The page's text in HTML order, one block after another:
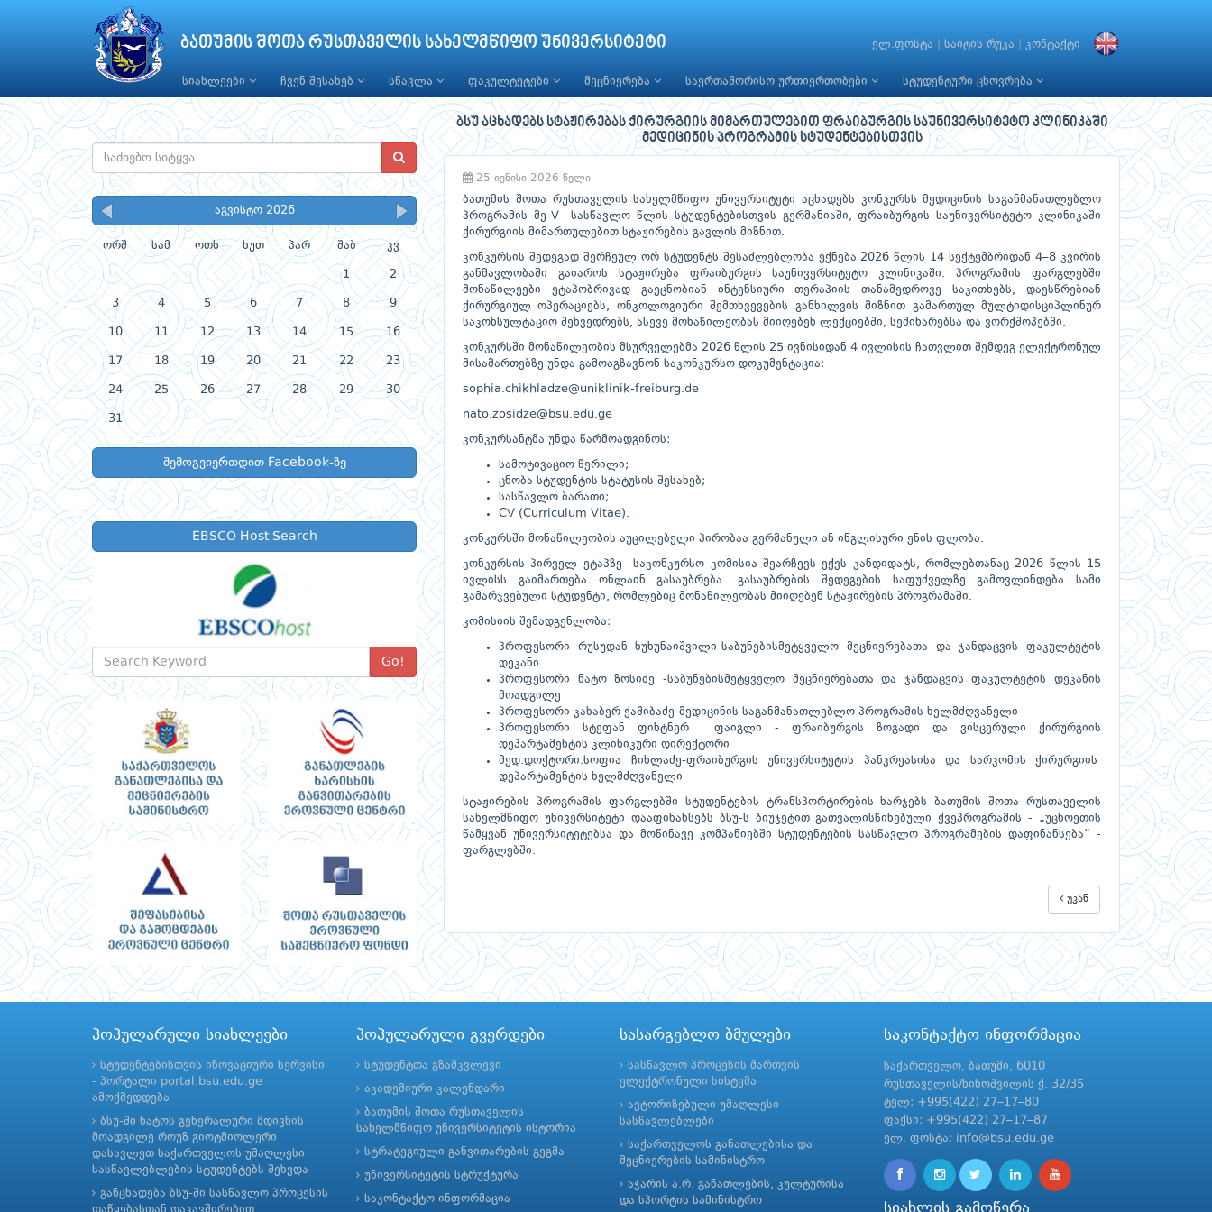
ბათუმის შოთა რუსთაველის სახელმწიფო უნივერსიტეტი ელ.ფოსტა საიტის რუკა კონტაქტი
სიახლეები ჩვენ შესახებ სწავლა ფაკულტეტები მეცნიერება საერთაშორისო ურთიერთობები სტუდენტური ცხოვრება
აგვისტო 2026
ორშ სამ ოთხ ხუთ პარ შაბ კვ
1 2
3 4 5 6 7 8 9
10 11 12 13 14 15 16
17 18 19 20 21 22 23
24 25 26 27 28 29 30
31
შემოგვიერთდით Facebook-ზე
EBSCO Host Search
Go!
ბსუ აცხადებს სტაჟირებას ქირურგიის მიმართულებით ფრაიბურგის საუნივერსიტეტო კლინიკაში
მედიცინის პროგრამის სტუდენტებისთვის
25 ივნისი 2026 წელი
ბათუმის შოთა რუსთაველის სახელმწიფო უნივერსიტეტი აცხადებს კონკურსს მედიცინის საგანმანათლებლო
პროგრამის მე-V სასწავლო წლის სტუდენტებისთვის გერმანიაში, ფრაიბურგის საუნივერსიტეტო კლინიკაში
ქირურგიის მიმართულებით სტაჟირების გავლის მიზნით.
კონკურსის შედეგად შერჩეულ ორ სტუდენტს შესაძლებლობა ექნება 2026 წლის 14 სექტემბრიდან 4–8 კვირის
განმავლობაში გაიაროს სტაჟირება ფრაიბურგის საუნივერსიტეტო კლინიკაში. პროგრამის ფარგლებში
მონაწილეები ეტაპობრივად გაეცნობიან ინტენსიური თერაპიის თანამედროვე საკითხებს, დაესწრებიან
ქირურგიულ ოპერაციებს, ონკოლოგიური შემთხვევების განხილვის მიზნით გამართულ მულტიდისციპლინურ
საკონსულტაციო შეხვედრებს, ასევე მონაწილეობას მიიღებენ ლექციებში, სემინარებსა და ვორქშოპებში.
კონკურსში მონაწილეობის მსურველებმა 2026 წლის 25 ივნისიდან 4 ივლისის ჩათვლით შემდეგ ელექტრონულ
მისამართებზე უნდა გამოაგზავნონ საკონკურსო დოკუმენტაცია:
sophia.chikhladze@uniklinik-freiburg.de
nato.zosidze@bsu.edu.ge
კონკურსანტმა უნდა წარმოადგინოს:
სამოტივაციო წერილი;
ცნობა სტუდენტის სტატუსის შესახებ;
სასწავლო ბარათი;
CV (Curriculum Vitae).
კონკურსში მონაწილეობის აუცილებელი პირობაა გერმანული ან ინგლისური ენის ფლობა.
კონკურსის პირველ ეტაპზე საკონკურსო კომისია შეარჩევს ექვს კანდიდატს, რომლებთანაც 2026 წლის 15
ივლისს გაიმართება ონლაინ გასაუბრება. გასაუბრების შედეგების საფუძველზე გამოვლინდება სამი
გამარჯვებული სტუდენტი, რომლებიც მონაწილეობას მიიღებენ სტაჟირების პროგრამაში.
კომისიის შემადგენლობა:
პროფესორი რუსუდან ხუხუნაიშვილი-საბუნებისმეტყველო მეცნიერებათა და ჯანდაცვის ფაკულტეტის
დეკანი
პროფესორი ნატო ზოსიძე -საბუნებისმეტყველო მეცნიერებათა და ჯანდაცვის ფაკულტეტის დეკანის
მოადგილე
პროფესორი კახაბერ ქაშიბაძე-მედიცინის საგანმანათლებლო პროგრამის ხელმძღვანელი
პროფესორი სტეფან ფიხტნერ ფაიგლი - ფრაიბურგის ზოგადი და ვისცერული ქირურგიის
დეპარტამენტის კლინიკური დირექტორი
მედ.დოქტორი.სოფია ჩიხლაძე-ფრაიბურგის უნივერსიტეტის პანკრეასისა და სარკომის ქირურგიის
დეპარტამენტის ხელმძღვანელი
სტაჟირების პროგრამის ფარგლებში სტუდენტების ტრანსპორტირების ხარჯებს ბათუმის შოთა რუსთაველის
სახელმწიფო უნივერსიტეტი დააფინანსებს ბსუ-ს ბიუჯეტით გათვალისწინებული ქვეპროგრამის - „უცხოეთის
წამყვან უნივერსიტეტებსა და მოწინავე კომპანიებში სტუდენტების სასწავლო პროგრამების დაფინანსება“ -
ფარგლებში.
უკან
პოპულარული სიახლეები
სტუდენტებისთვის ინოვაციური სერვისი
- პორტალი portal.bsu.edu.ge
ამოქმედდება
ბსუ-ში ნატოს გენერალური მდივნის
მოადგილე როუზ გიოტმიოლერი
დასავლეთ საქართველოს უმაღლესი
სასწავლებლების სტუდენტებს შეხვდა
განცხადება ბსუ-ში სასწავლო პროცესის
დაწყებასთან დაკავშირებით
პოპულარული გვერდები
სტუდენტთა გზამკვლევი
აკადემიური კალენდარი
ბათუმის შოთა რუსთაველის
სახელმწიფო უნივერსიტეტის ისტორია
სტრატეგიული განვითარების გეგმა
უნივერსიტეტის სტრუქტურა
საკონტაქტო ინფორმაცია
სასარგებლო ბმულები
სასწავლო პროცესის მართვის
ელექტრონული სისტემა
ავტორიზებული უმაღლესი
სასწავლებლები
საქართველოს განათლებისა და
მეცნიერების სამინისტრო
აჭარის ა.რ. განათლების, კულტურისა
და სპორტის სამინისტრო
საკონტაქტო ინფორმაცია
საქართველო, ბათუმი, 6010
რუსთაველის/ნინოშვილის ქ. 32/35
ტელ: +995(422) 27–17–80
ფაქსი: +995(422) 27–17–87
ელ. ფოსტა: info@bsu.edu.ge
სიახლის გამოწერა